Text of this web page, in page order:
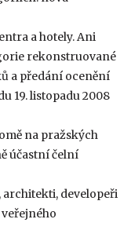
a hotely. Ani
rekonstruované
a předání ocenění
19. listopadu 2008
na pražských
účastní čelní
developeři